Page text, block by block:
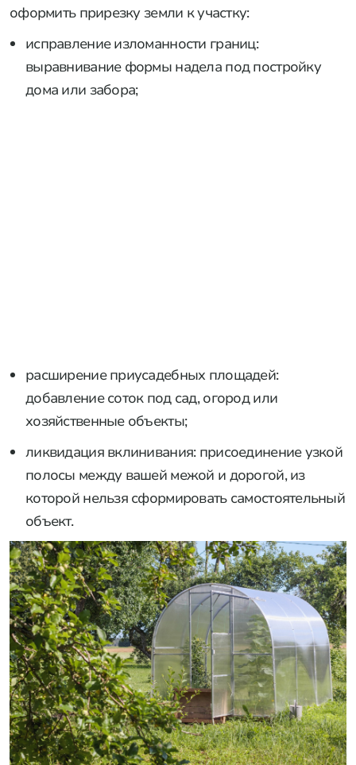
оформить прирезку земли к участку:
исправление изломанности границ:
выравнивание формы надела под постройку
дома или забора;
расширение приусадебных площадей:
добавление соток под сад, огород или
хозяйственные объекты;
ликвидация вклинивания: присоединение узкой
полосы между вашей межой и дорогой, из
которой нельзя сформировать самостоятельный
объект.